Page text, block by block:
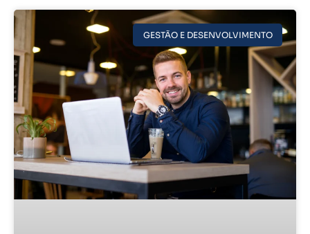
GESTÃO E DESENVOLVIMENTO